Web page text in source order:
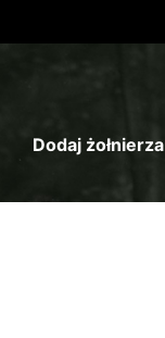
Dodaj żołnierza